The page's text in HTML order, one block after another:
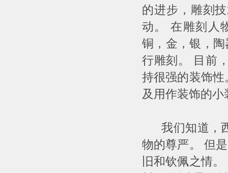
的进步，雕刻
动。 在雕刻人
铜，金，银，
行雕刻。 目前
持很强的装饰
及用作装饰的小
我们知道，西
物的尊严。 但
旧和钦佩之情